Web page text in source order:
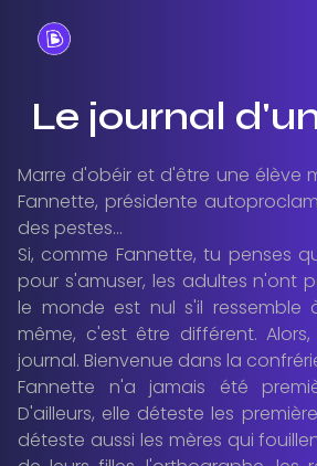
Le journal
Marre d'obéir et d'être une élève
Fannette, présidente
des pestes…
Si, comme Fannette, tu penses
pour s'amuser, les adultes n'ont
le monde est nul s'il ressemble
même, c'est être différent.
journal. Bienvenue dans la
Fannette n'a jamais été
D'ailleurs, elle déteste les
déteste aussi les mères qui